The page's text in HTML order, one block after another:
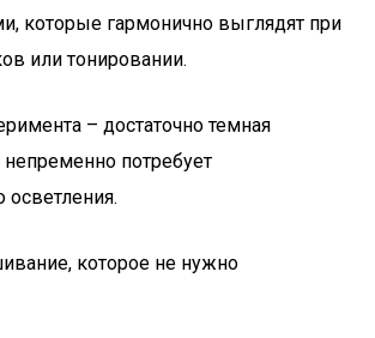
которые гармонично выглядят при
или тонировании.
– достаточно темная
потребует
осветления.
которое не нужно